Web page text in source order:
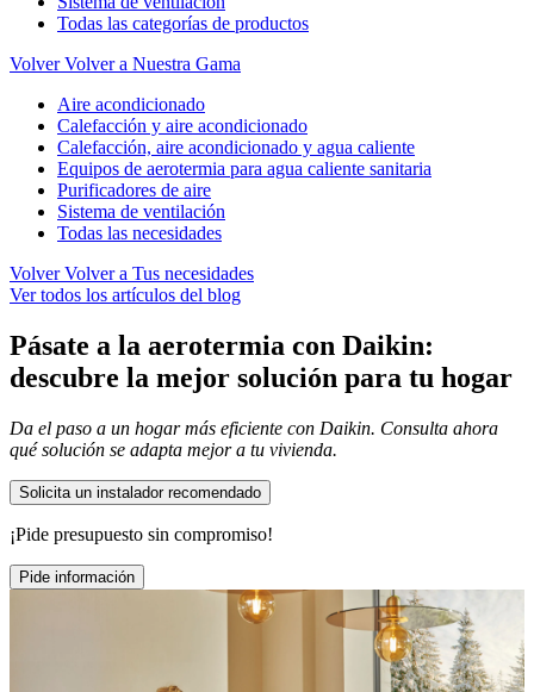
Todas las categorías de productos
Volver Volver a Nuestra Gama
Aire acondicionado
Calefacción y aire acondicionado
Calefacción, aire acondicionado y agua caliente
Equipos de aerotermia para agua caliente sanitaria
Purificadores de aire
Sistema de ventilación
Todas las necesidades
Volver Volver a Tus necesidades
Ver todos los artículos del blog
Pásate a la aerotermia con Daikin:
descubre la mejor solución para tu hogar
Da el paso a un hogar más eficiente con Daikin. Consulta ahora
qué solución se adapta mejor a tu vivienda.
Solicita un instalador recomendado
¡Pide presupuesto sin compromiso!
Pide información